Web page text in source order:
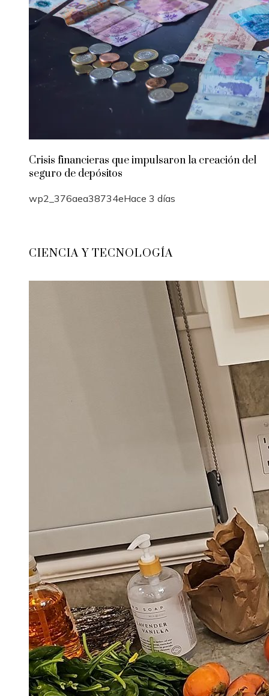
Crisis financieras que impulsaron la creación del
seguro de depósitos
wp2_376aea38734eHace 3 días
CIENCIA Y TECNOLOGÍA